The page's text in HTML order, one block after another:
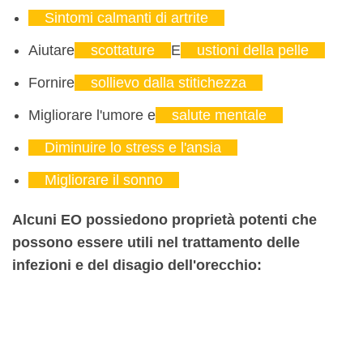
Sintomi calmanti di artrite
Aiutare
scottature E
ustioni della pelle
Fornire
sollievo dalla stitichezza
Migliorare l'umore e
salute mentale
Diminuire lo stress e l'ansia
Migliorare il sonno
Alcuni EO possiedono proprietà potenti che
possono essere utili nel trattamento delle
infezioni e del disagio dell'orecchio: